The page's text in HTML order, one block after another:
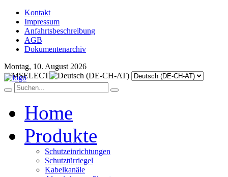
Kontakt
Impressum
Anfahrtsbeschreibung
AGB
Dokumentenarchiv
Montag, 10. August 2026
JFMSELECT
Home
Produkte
Schutzeinrichtungen
Schutztürriegel
Kabelkanäle